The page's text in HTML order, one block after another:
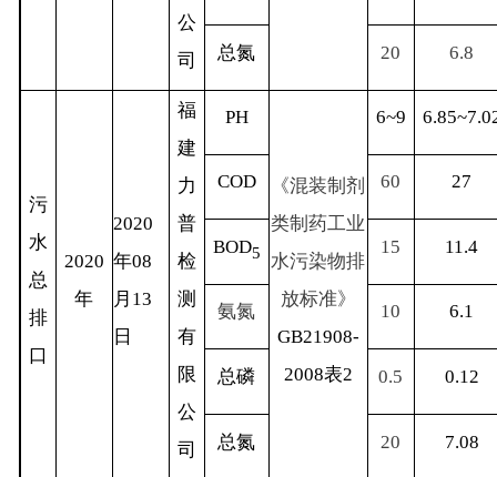
公
司
总氮 20 6.8
污
水
总
排
口
2020
年
2020
年08
月 13
日
福
建
力
普
检
测
有
限
公
司
PH
《混装制剂
类制药工业
水污染物排
放标准》
GB21908-
2008表2
6~9
COD 60 27
BOD5 15 11.4
氨氮 10 6.1
总磷 0.5 0.12
总氮 20 7.08